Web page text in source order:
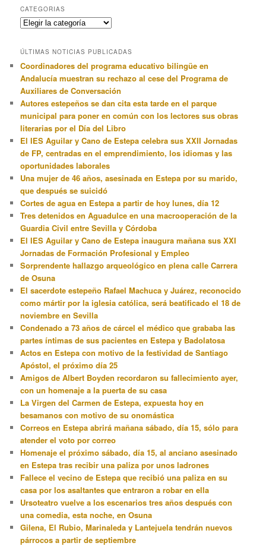
CATEGORIAS
Categorias
ÚLTIMAS NOTICIAS PUBLICADAS
Coordinadores del programa educativo bilingüe en
Andalucía muestran su rechazo al cese del Programa de
Auxiliares de Conversación
Autores estepeños se dan cita esta tarde en el parque
municipal para poner en común con los lectores sus obras
literarias por el Día del Libro
El IES Aguilar y Cano de Estepa celebra sus XXII Jornadas
de FP, centradas en el emprendimiento, los idiomas y las
oportunidades laborales
Una mujer de 46 años, asesinada en Estepa por su marido,
que después se suicidó
Cortes de agua en Estepa a partir de hoy lunes, día 12
Tres detenidos en Aguadulce en una macrooperación de la
Guardia Civil entre Sevilla y Córdoba
El IES Aguilar y Cano de Estepa inaugura mañana sus XXI
Jornadas de Formación Profesional y Empleo
Sorprendente hallazgo arqueológico en plena calle Carrera
de Osuna
El sacerdote estepeño Rafael Machuca y Juárez, reconocido
como mártir por la iglesia católica, será beatificado el 18 de
noviembre en Sevilla
Condenado a 73 años de cárcel el médico que grababa las
partes íntimas de sus pacientes en Estepa y Badolatosa
Actos en Estepa con motivo de la festividad de Santiago
Apóstol, el próximo día 25
Amigos de Albert Boyden recordaron su fallecimiento ayer,
con un homenaje a la puerta de su casa
La Virgen del Carmen de Estepa, expuesta hoy en
besamanos con motivo de su onomástica
Correos en Estepa abrirá mañana sábado, día 15, sólo para
atender el voto por correo
Homenaje el próximo sábado, día 15, al anciano asesinado
en Estepa tras recibir una paliza por unos ladrones
Fallece el vecino de Estepa que recibió una paliza en su
casa por los asaltantes que entraron a robar en ella
Ursoteatro vuelve a los escenarios tres años después con
una comedia, esta noche, en Osuna
Gilena, El Rubio, Marinaleda y Lantejuela tendrán nuevos
párrocos a partir de septiembre